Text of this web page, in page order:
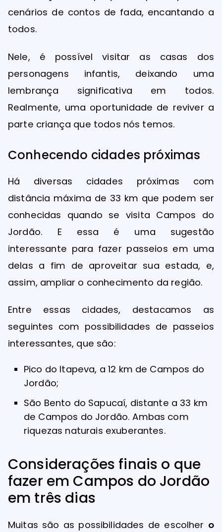
cenários de contos de fada, encantando a
todos.
Nele, é possível visitar as casas dos
personagens infantis, deixando uma
lembrança significativa em todos.
Realmente, uma oportunidade de reviver a
parte criança que todos nós temos.
Conhecendo cidades próximas
Há diversas cidades próximas com
distância máxima de 33 km que podem ser
conhecidas quando se visita Campos do
Jordão. E essa é uma sugestão
interessante para fazer passeios em uma
delas a fim de aproveitar sua estada, e,
assim, ampliar o conhecimento da região.
Entre essas cidades, destacamos as
seguintes com possibilidades de passeios
interessantes, que são:
Pico do Itapeva, a 12 km de Campos do
Jordão;
São Bento do Sapucaí, distante a 33 km
de Campos do Jordão. Ambas com
riquezas naturais exuberantes.
Considerações finais o que
fazer em Campos do Jordão
em três dias
Muitas são as possibilidades de escolher o